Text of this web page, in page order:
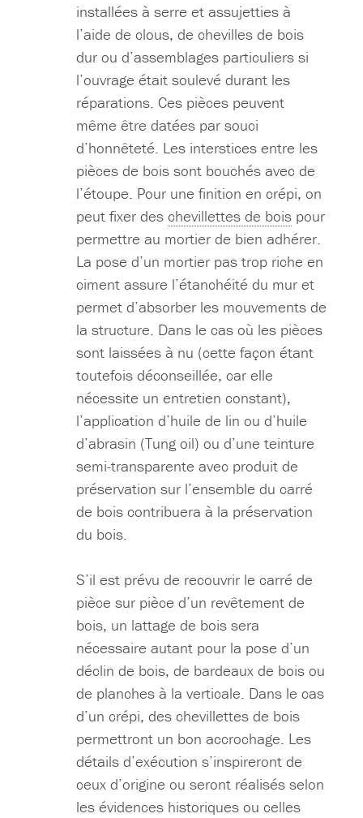
installées à serre et assujetties à
l’aide de clous, de chevilles de bois
dur ou d’assemblages particuliers si
l’ouvrage était soulevé durant les
réparations. Ces pièces peuvent
même être datées par souci
d’honnêteté. Les interstices entre les
pièces de bois sont bouchés avec de
l’étoupe. Pour une finition en crépi, on
peut fixer des chevillettes de boispour
permettre au mortier de bien adhérer.
La pose d’un mortier pas trop riche en
ciment assure l’étanchéité du mur et
permet d’absorber les mouvements de
la structure. Dans le cas où les pièces
sont laissées à nu (cette façon étant
toutefois déconseillée, car elle
nécessite un entretien constant),
l’application d’huile de lin ou d’huile
d’abrasin (Tung oil) ou d’une teinture
semi-transparente avec produit de
préservation sur l’ensemble du carré
de bois contribuera à la préservation
du bois.
S’il est prévu de recouvrir le carré de
pièce sur pièce d’un revêtement de
bois, un lattage de bois sera
nécessaire autant pour la pose d’un
déclin de bois, de bardeaux de bois ou
de planches à la verticale. Dans le cas
d’un crépi, des chevillettes de bois
permettront un bon accrochage. Les
détails d’exécution s’inspireront de
ceux d’origine ou seront réalisés selon
les évidences historiques ou celles